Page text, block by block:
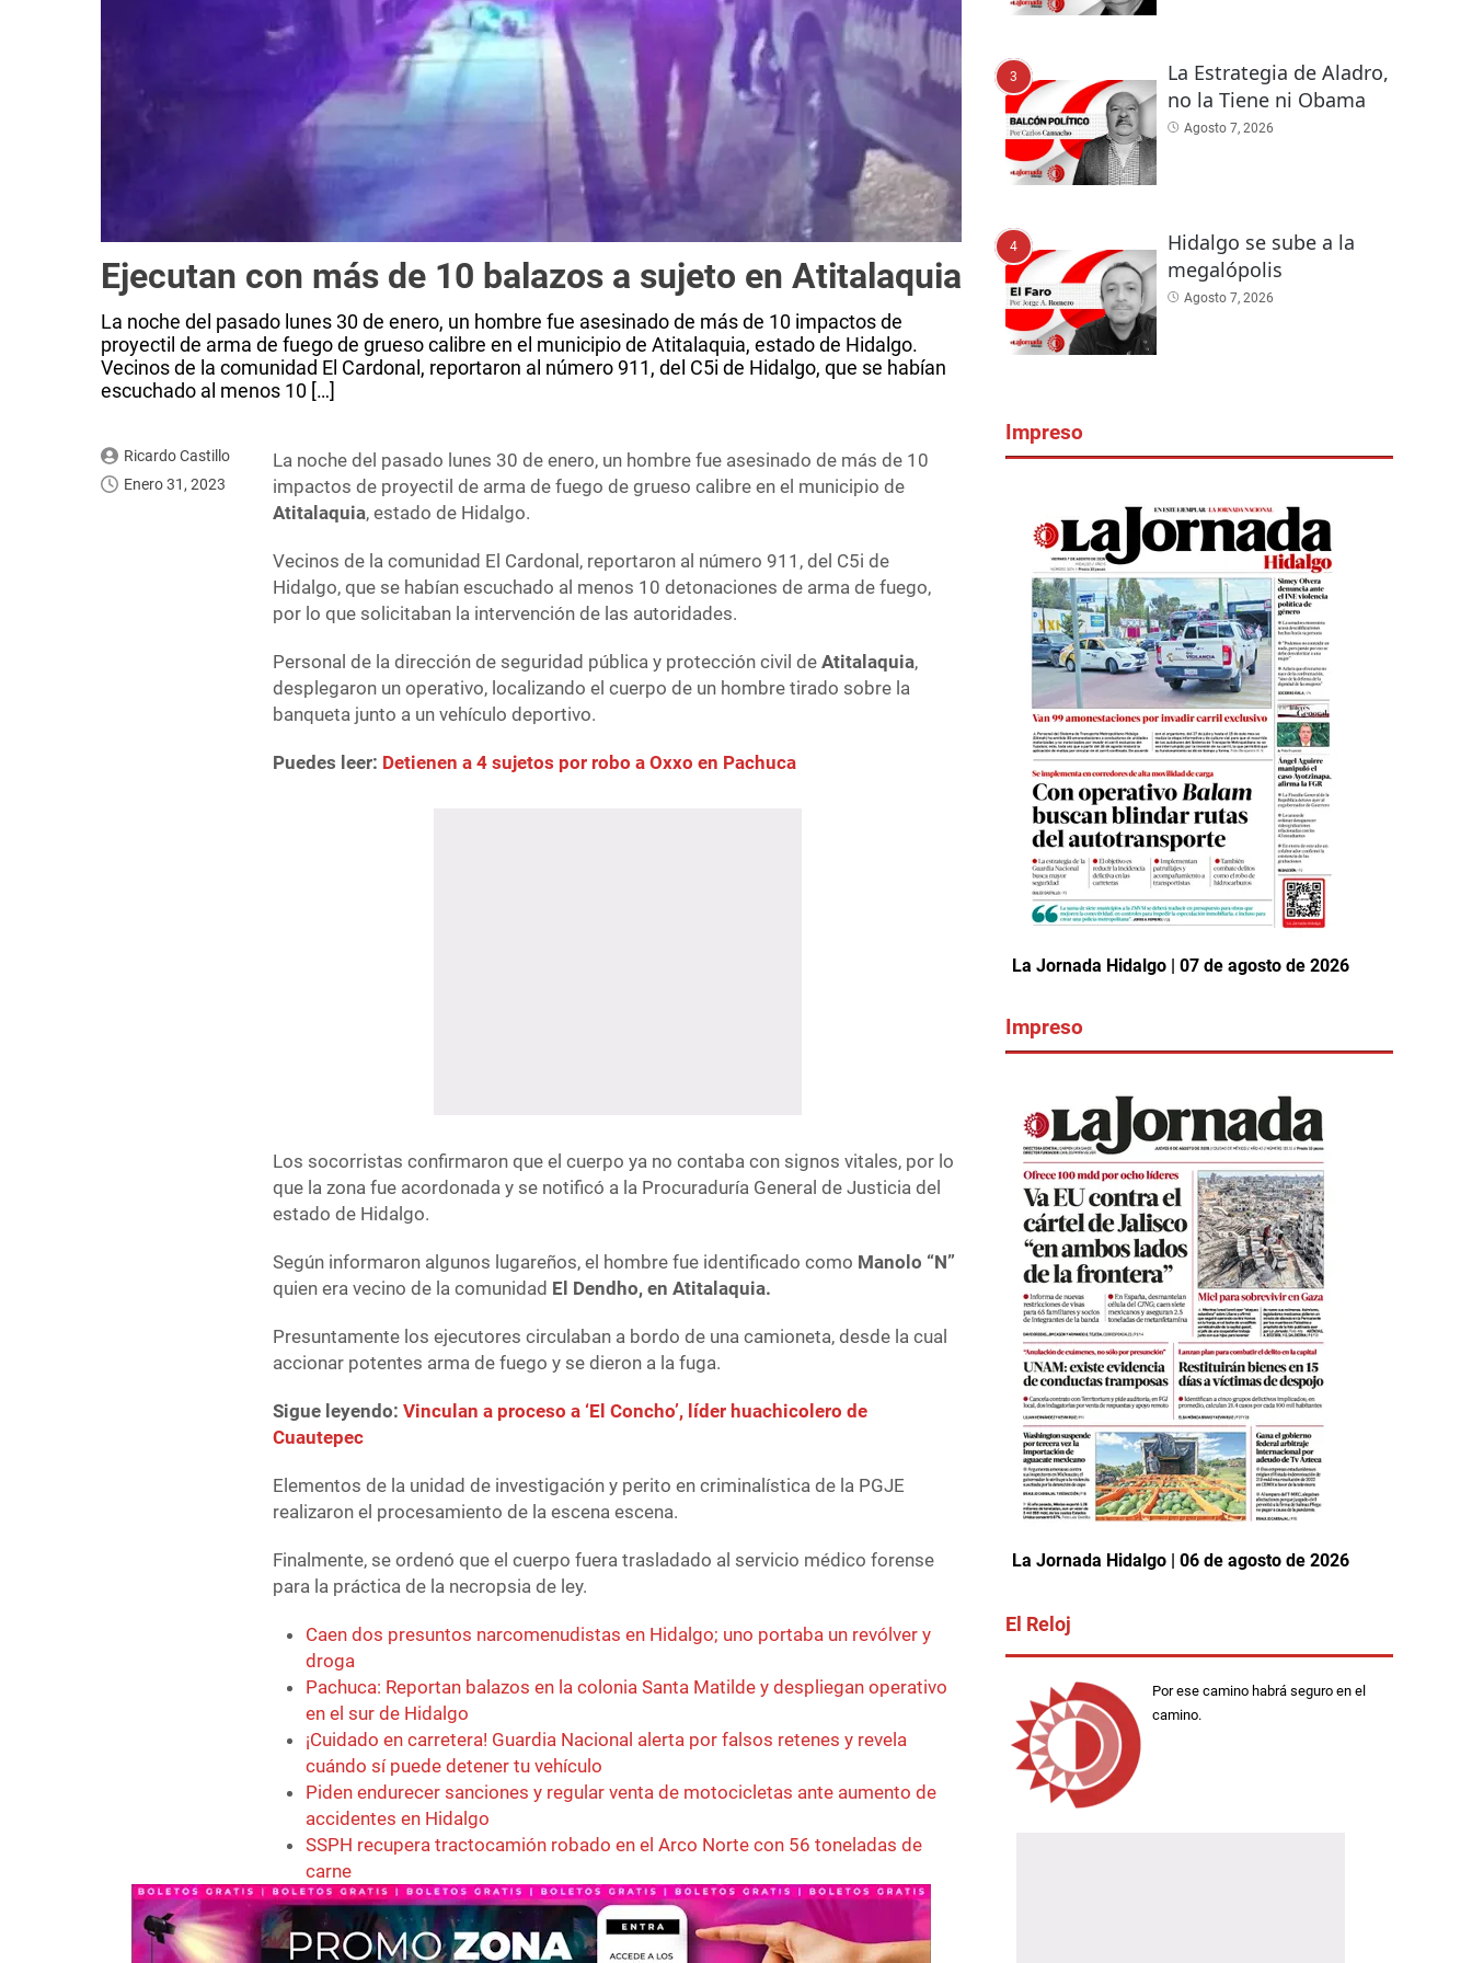
Ejecutan con más de 10 balazos a sujeto en Atitalaquia
La noche del pasado lunes 30 de enero, un hombre fue asesinado de más de 10 impactos de
proyectil de arma de fuego de grueso calibre en el municipio de Atitalaquia, estado de Hidalgo.
Vecinos de la comunidad El Cardonal, reportaron al número 911, del C5i de Hidalgo, que se habían
escuchado al menos 10 […]
Ricardo Castillo
Enero 31, 2023
La noche del pasado lunes 30 de enero, un hombre fue asesinado de más de 10
impactos de proyectil de arma de fuego de grueso calibre en el municipio de
Atitalaquia, estado de Hidalgo.
Vecinos de la comunidad El Cardonal, reportaron al número 911, del C5i de
Hidalgo, que se habían escuchado al menos 10 detonaciones de arma de fuego,
por lo que solicitaban la intervención de las autoridades.
Personal de la dirección de seguridad pública y protección civil deAtitalaquia,
desplegaron un operativo, localizando el cuerpo de un hombre tirado sobre la
banqueta junto a un vehículo deportivo.
Puedes leer: Detienen a 4 sujetos por robo a Oxxo en Pachuca
Los socorristas confirmaron que el cuerpo ya no contaba con signos vitales, por lo
que la zona fue acordonada y se notificó a la Procuraduría General de Justicia del
estado de Hidalgo.
Según informaron algunos lugareños, el hombre fue identificado como Manolo “N”
quien era vecino de la comunidad El Dendho, en Atitalaquia.
Presuntamente los ejecutores circulaban a bordo de una camioneta, desde la cual
accionar potentes arma de fuego y se dieron a la fuga.
Sigue leyendo:Vinculan a proceso a ‘El Concho’, líder huachicolero de
Cuautepec
Elementos de la unidad de investigación y perito en criminalística de la PGJE
realizaron el procesamiento de la escena escena.
Finalmente, se ordenó que el cuerpo fuera trasladado al servicio médico forense
para la práctica de la necropsia de ley.
Caen dos presuntos narcomenudistas en Hidalgo; uno portaba un revólver y
droga
Pachuca: Reportan balazos en la colonia Santa Matilde y despliegan operativo
en el sur de Hidalgo
¡Cuidado en carretera! Guardia Nacional alerta por falsos retenes y revela
cuándo sí puede detener tu vehículo
Piden endurecer sanciones y regular venta de motocicletas ante aumento de
accidentes en Hidalgo
SSPH recupera tractocamión robado en el Arco Norte con 56 toneladas de
carne
3
La Estrategia de Aladro,
no la Tiene ni Obama
Agosto 7, 2026
4
Hidalgo se sube a la
megalópolis
Agosto 7, 2026
Impreso
La Jornada Hidalgo | 07 de agosto de 2026
Impreso
La Jornada Hidalgo | 06 de agosto de 2026
El Reloj
Por ese camino habrá seguro en el
camino.